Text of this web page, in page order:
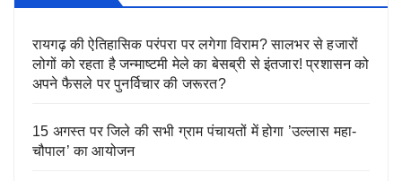
रायगढ़ की ऐतिहासिक परंपरा पर लगेगा विराम? सालभर से हजारों
लोगों को रहता है जन्माष्टमी मेले का बेसब्री से इंतजार! प्रशासन को
अपने फैसले पर पुनर्विचार की जरूरत?
15 अगस्त पर जिले की सभी ग्राम पंचायतों में होगा ’उल्लास महा-
चौपाल’ का आयोजन